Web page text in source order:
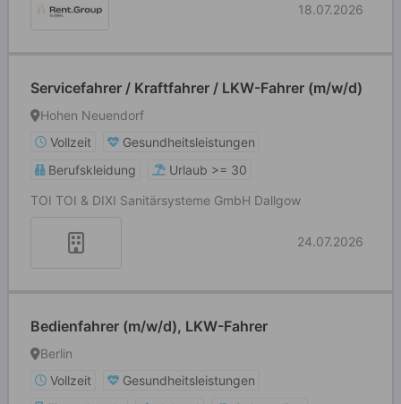
18.07.2026
Servicefahrer / Kraftfahrer / LKW-Fahrer (m/w/d)
Hohen Neuendorf
Vollzeit
Gesundheitsleistungen
Berufskleidung
Urlaub >= 30
TOI TOI & DIXI Sanitärsysteme GmbH Dallgow
24.07.2026
Bedienfahrer (m/w/d), LKW-Fahrer
Berlin
Vollzeit
Gesundheitsleistungen